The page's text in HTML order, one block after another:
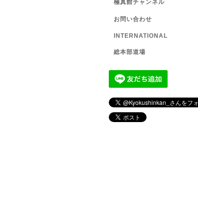
極真館チャンネル
お問い合わせ
INTERNATIONAL
総本部道場